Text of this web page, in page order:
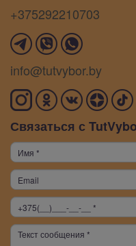
+375292210703
info@tutvybor.by
Связаться с